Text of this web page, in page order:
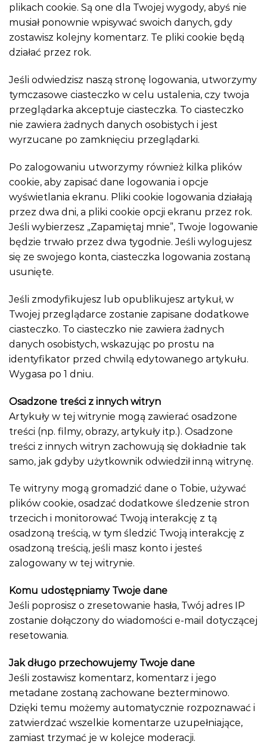
plikach cookie. Są one dla Twojej wygody, abyś nie
musiał ponownie wpisywać swoich danych, gdy
zostawisz kolejny komentarz. Te pliki cookie będą
działać przez rok.
Jeśli odwiedzisz naszą stronę logowania, utworzymy
tymczasowe ciasteczko w celu ustalenia, czy twoja
przeglądarka akceptuje ciasteczka. To ciasteczko
nie zawiera żadnych danych osobistych i jest
wyrzucane po zamknięciu przeglądarki.
Po zalogowaniu utworzymy również kilka plików
cookie, aby zapisać dane logowania i opcje
wyświetlania ekranu. Pliki cookie logowania działają
przez dwa dni, a pliki cookie opcji ekranu przez rok.
Jeśli wybierzesz „Zapamiętaj mnie”, Twoje logowanie
będzie trwało przez dwa tygodnie. Jeśli wylogujesz
się ze swojego konta, ciasteczka logowania zostaną
usunięte.
Jeśli zmodyfikujesz lub opublikujesz artykuł, w
Twojej przeglądarce zostanie zapisane dodatkowe
ciasteczko. To ciasteczko nie zawiera żadnych
danych osobistych, wskazując po prostu na
identyfikator przed chwilą edytowanego artykułu.
Wygasa po 1 dniu.
Osadzone treści z innych witryn
Artykuły w tej witrynie mogą zawierać osadzone
treści (np. filmy, obrazy, artykuły itp.). Osadzone
treści z innych witryn zachowują się dokładnie tak
samo, jak gdyby użytkownik odwiedził inną witrynę.
Te witryny mogą gromadzić dane o Tobie, używać
plików cookie, osadzać dodatkowe śledzenie stron
trzecich i monitorować Twoją interakcję z tą
osadzoną treścią, w tym śledzić Twoją interakcję z
osadzoną treścią, jeśli masz konto i jesteś
zalogowany w tej witrynie.
Komu udostępniamy Twoje dane
Jeśli poprosisz o zresetowanie hasła, Twój adres IP
zostanie dołączony do wiadomości e-mail dotyczącej
resetowania.
Jak długo przechowujemy Twoje dane
Jeśli zostawisz komentarz, komentarz i jego
metadane zostaną zachowane bezterminowo.
Dzięki temu możemy automatycznie rozpoznawać i
zatwierdzać wszelkie komentarze uzupełniające,
zamiast trzymać je w kolejce moderacji.